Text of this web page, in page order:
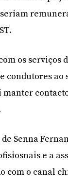
os serviços
condutores
Senna
e a
com o canal